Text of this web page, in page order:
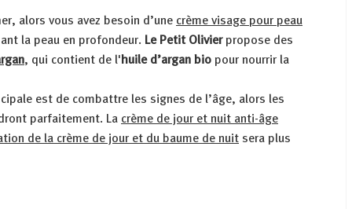
alors vous avez besoin d’une crème visage pour peau
la peau en profondeur. Le Petit Olivierpropose des
, qui contient de l'huile d’argan bio pour nourrir la
est de combattre les signes de l’âge, alors les
parfaitement. La crème de jour et nuit anti-âge
de la crème de jour et du baume de nuit sera plus